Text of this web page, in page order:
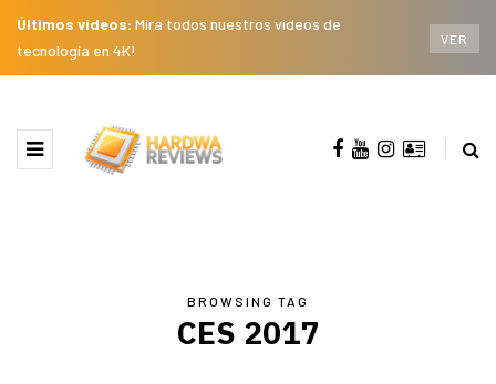
Últimos videos: Mira todos nuestros videos de
tecnología en 4K!
VER
BROWSING TAG
CES 2017